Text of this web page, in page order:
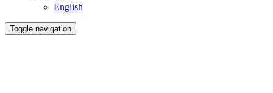
English
Toggle navigation